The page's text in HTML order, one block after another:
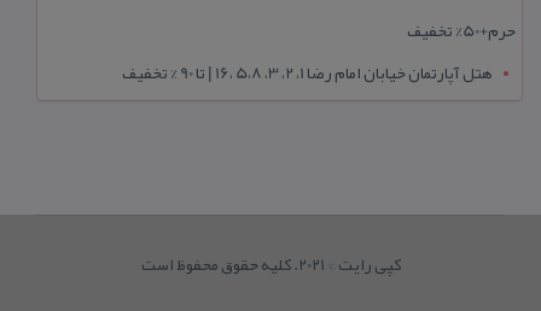
حرم+50% تخفیف
هتل آپارتمان خیابان امام رضا 1، 2، 3، 5،8 ،16 | تا 90 % تخفیف
کپی رایت © 2021. کلیه حقوق محفوظ است